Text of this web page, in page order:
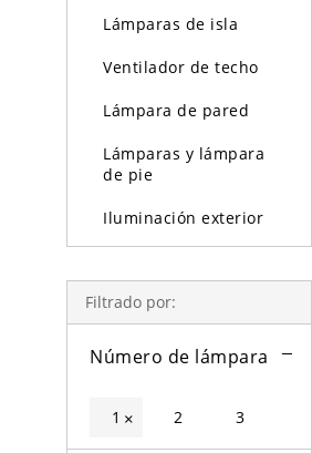
Lámparas de isla
Ventilador de techo
Lámpara de pared
Lámparas y lámpara
de pie
Iluminación exterior
Filtrado por:
Número de lámpara
1 × 2 3